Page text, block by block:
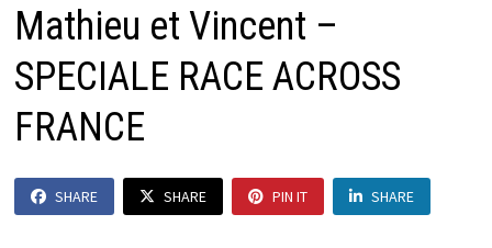
Mathieu et Vincent –
SPECIALE RACE ACROSS
FRANCE
SHARE SHARE PIN IT SHARE